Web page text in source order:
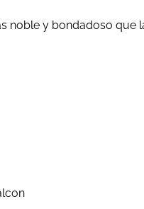
noble y bondadoso